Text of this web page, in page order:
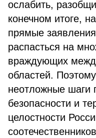
ослабить,
конечном итоге,
прямые
распасться на
враждующих
областей.
неотложные шаги
безопасности и
целостности